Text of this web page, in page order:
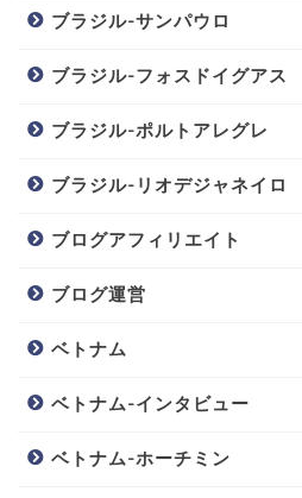
ブラジル-サンパウロ
ブラジル-フォスドイグアス
ブラジル-ポルトアレグレ
ブラジル-リオデジャネイロ
ブログアフィリエイト
ブログ運営
ベトナム
ベトナム-インタビュー
ベトナム-ホーチミン